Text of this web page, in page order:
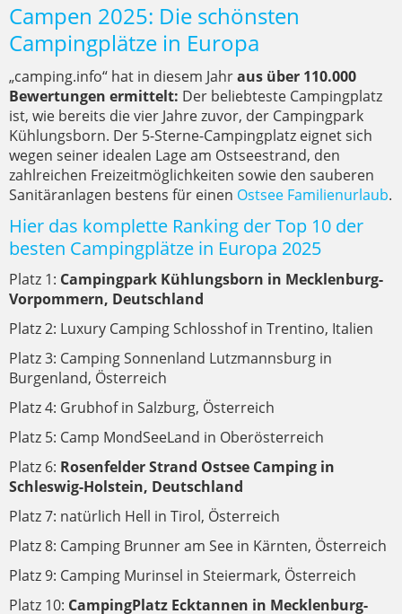
Campen 2025: Die schönsten
Campingplätze in Europa
„camping.info“ hat in diesem Jahraus über 110.000
Bewertungen ermittelt: Der beliebteste Campingplatz
ist, wie bereits die vier Jahre zuvor, der Campingpark
Kühlungsborn. Der 5-Sterne-Campingplatz eignet sich
wegen seiner idealen Lage am Ostseestrand, den
zahlreichen Freizeitmöglichkeiten sowie den sauberen
Sanitäranlagen bestens für einen Ostsee Familienurlaub.
Hier das komplette Ranking der Top 10 der
besten Campingplätze in Europa 2025
Platz 1: Campingpark Kühlungsborn in Mecklenburg-
Vorpommern, Deutschland
Platz 2: Luxury Camping Schlosshof in Trentino, Italien
Platz 3: Camping Sonnenland Lutzmannsburg in
Burgenland, Österreich
Platz 4: Grubhof in Salzburg, Österreich
Platz 5: Camp MondSeeLand in Oberösterreich
Platz 6: Rosenfelder Strand Ostsee Camping in
Schleswig-Holstein, Deutschland
Platz 7: natürlich Hell in Tirol, Österreich
Platz 8: Camping Brunner am See in Kärnten, Österreich
Platz 9: Camping Murinsel in Steiermark, Österreich
Platz 10: CampingPlatz Ecktannen in Mecklenburg-